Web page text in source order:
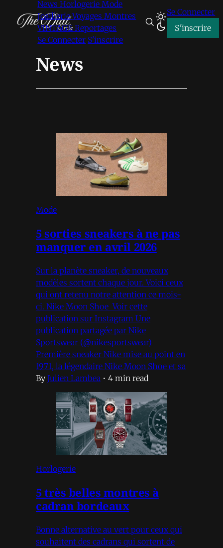
NewsHorlogerieMode
JoaillerieVoyagesMontres
VINTAGEReportages
Se Connecter S'inscrire
Se Connecter
S'inscrire
News
Mode
5 sorties sneakers à ne pas
manquer en avril 2026
Sur la planète sneaker, de nouveaux
modèles sortent chaque jour. Voici ceux
qui ont retenu notre attention ce mois-
ci. Nike Moon Shoe Voir cette
publication sur Instagram Une
publication partagée par Nike
Sportswear (@nikesportswear)
Première sneaker Nike mise au point en
1971, la légendaire Nike Moon Shoe et sa
By Julien Lambea • 4 min read
Horlogerie
5 très belles montres à
cadran bordeaux
Bonne alternative au vert pour ceux qui
souhaitent des cadrans qui sortent de